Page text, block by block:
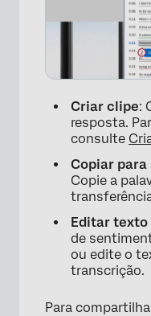
Criar clipe:
resposta.
consulte
Copiar
Copie a
Editar texto
de
ou edite o
transcrição.
Para